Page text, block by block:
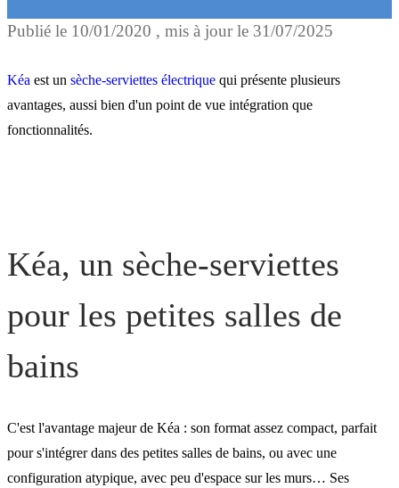
Kéa, un sèche-serviettes
les petites salles de bains
Publié le 10/01/2020 , mis à jour le 31/07/2025
Kéa est un sèche-serviettes électrique qui présente plusieurs
avantages, aussi bien d'un point de vue intégration que
fonctionnalités.
Kéa, un sèche-serviettes
pour les petites salles de
bains
C'est l'avantage majeur de Kéa : son format assez compact, parfait
pour s'intégrer dans des petites salles de bains, ou avec une
configuration atypique, avec peu d'espace sur les murs… Ses